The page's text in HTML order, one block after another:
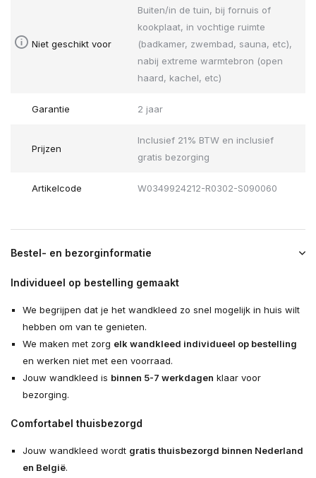
Niet geschikt voor
Buiten/in de tuin, bij fornuis of
kookplaat, in vochtige ruimte
(badkamer, zwembad, sauna, etc),
nabij extreme warmtebron (open
haard, kachel, etc)
Garantie 2 jaar
Prijzen
Inclusief 21% BTW en inclusief
gratis bezorging
Artikelcode W0349924212-R0302-S090060
Bestel- en bezorginformatie
Individueel op bestelling gemaakt
We begrijpen dat je het wandkleed zo snel mogelijk in huis wilt
hebben om van te genieten.
We maken met zorg elk wandkleed individueel op bestelling
en werken niet met een voorraad.
Jouw wandkleed is binnen 5-7 werkdagen klaar voor
bezorging.
Comfortabel thuisbezorgd
Jouw wandkleed wordt gratis thuisbezorgd binnen Nederland
en België.